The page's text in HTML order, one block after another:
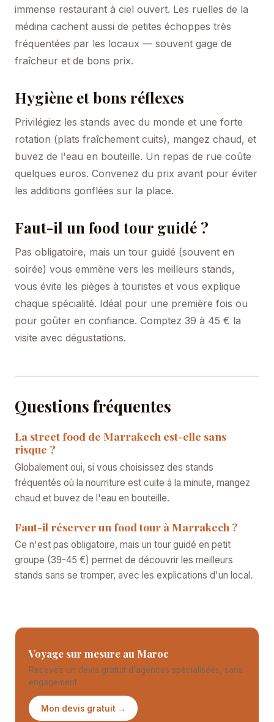
immense restaurant à ciel ouvert. Les ruelles de la
médina cachent aussi de petites échoppes très
fréquentées par les locaux — souvent gage de
fraîcheur et de bons prix.
Hygiène et bons réflexes
Privilégiez les stands avec du monde et une forte
rotation (plats fraîchement cuits), mangez chaud, et
buvez de l'eau en bouteille. Un repas de rue coûte
quelques euros. Convenez du prix avant pour éviter
les additions gonflées sur la place.
Faut-il un food tour guidé ?
Pas obligatoire, mais un tour guidé (souvent en
soirée) vous emmène vers les meilleurs stands,
vous évite les pièges à touristes et vous explique
chaque spécialité. Idéal pour une première fois ou
pour goûter en confiance. Comptez 39 à 45 € la
visite avec dégustations.
Questions fréquentes
La street food de Marrakech est-elle sans
risque ?
Globalement oui, si vous choisissez des stands
fréquentés où la nourriture est cuite à la minute, mangez
chaud et buvez de l'eau en bouteille.
Faut-il réserver un food tour à Marrakech ?
Ce n'est pas obligatoire, mais un tour guidé en petit
groupe (39-45 €) permet de découvrir les meilleurs
stands sans se tromper, avec les explications d'un local.
Voyage sur mesure au Maroc
Recevez un devis gratuit d'agences spécialisées, sans
engagement.
Mon devis gratuit →